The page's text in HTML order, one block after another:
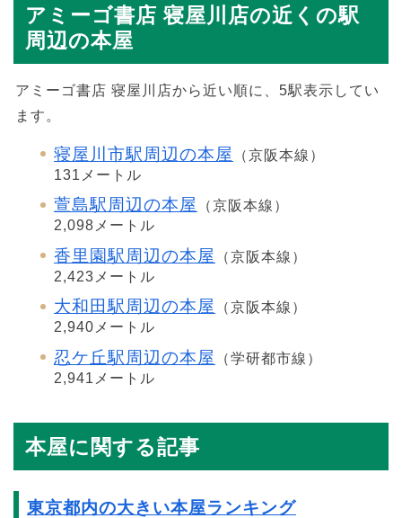
アミーゴ書店 寝屋川店の近くの駅
周辺の本屋
アミーゴ書店 寝屋川店から近い順に、5駅表示してい
ます。
寝屋川市駅周辺の本屋
（京阪本線）
131メートル
萱島駅周辺の本屋
（京阪本線）
2,098メートル
香里園駅周辺の本屋
（京阪本線）
2,423メートル
大和田駅周辺の本屋
（京阪本線）
2,940メートル
忍ケ丘駅周辺の本屋
（学研都市線）
2,941メートル
本屋に関する記事
東京都内の大きい本屋ランキング